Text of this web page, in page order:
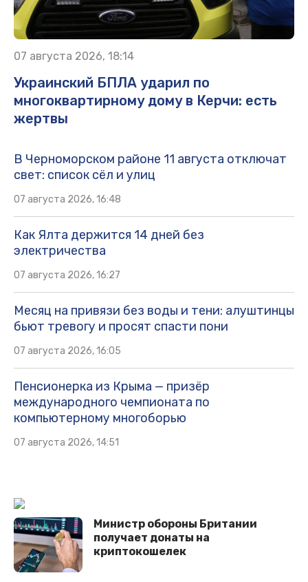
07 августа 2026, 18:14
Украинский БПЛА ударил по
многоквартирному дому в Керчи: есть
жертвы
В Черноморском районе 11 августа отключат
свет: список сёл и улиц
07 августа 2026, 16:48
Как Ялта держится 14 дней без
электричества
07 августа 2026, 16:27
Месяц на привязи без воды и тени: алуштинцы
бьют тревогу и просят спасти пони
07 августа 2026, 16:05
Пенсионерка из Крыма — призёр
международного чемпионата по
компьютерному многоборью
07 августа 2026, 14:51
Министр обороны Британии
получает донаты на
криптокошелек